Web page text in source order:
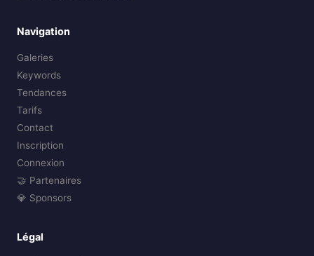
Navigation
Galeries
Keywords
Tendances
Tarifs
Contact
Inscription
Connexion
🤝 Partenaires
💎 Sponsors
Légal